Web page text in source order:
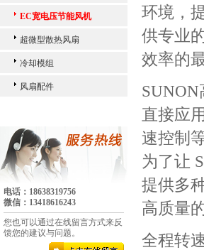
EC宽电压节能风机
超微型散热风扇
冷却模组
风扇配件
电话：18638319756
微信：13418616243
您也可以通过在线留言方式来反
馈您的建议与问题。
环境，
供专业
效率的
直接应
速控制
为了让
提供多
高质量
全程转